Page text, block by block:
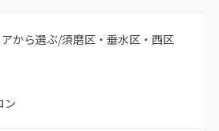
から選ぶ/須磨区・垂水区・西区
ン